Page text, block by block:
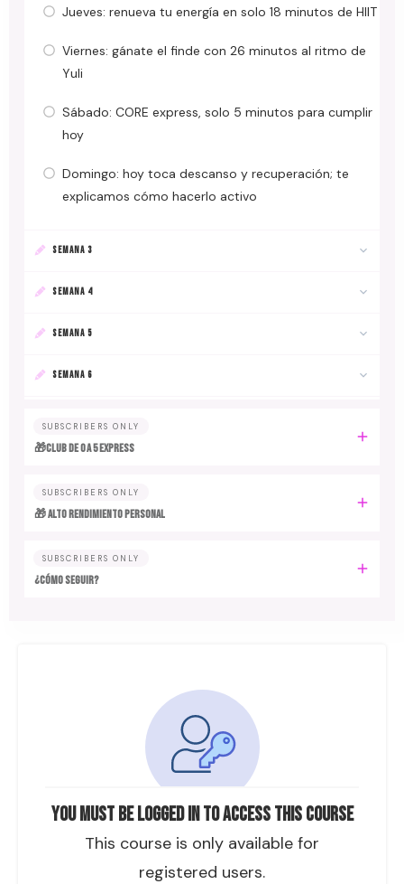
You must be logged in to access this course
This course is only available for
registered users.
Jueves: renueva tu energía en solo 18 minutos de HIIT
Viernes: gánate el finde con 26 minutos al ritmo de
Yuli
Sábado: CORE express, solo 5 minutos para cumplir
hoy
Domingo: hoy toca descanso y recuperación; te
explicamos cómo hacerlo activo
SEMANA 3
SEMANA 4
SEMANA 5
SEMANA 6
SUBSCRIBERS ONLY
🎁Club de 0 a 5 EXPRESS
SUBSCRIBERS ONLY
🎁 ALTO RENDIMIENTO PERSONAL
SUBSCRIBERS ONLY
¿CÓMO SEGUIR?